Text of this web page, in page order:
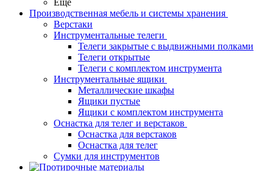
Еще
Производственная мебель и системы хранения
Верстаки
Инструментальные телеги
Телеги закрытые с выдвижными полками
Телеги открытые
Телеги с комплектом инструмента
Инструментальные ящики
Металлические шкафы
Ящики пустые
Ящики с комплектом инструмента
Оснастка для телег и верстаков
Оснастка для верстаков
Оснастка для телег
Сумки для инструментов